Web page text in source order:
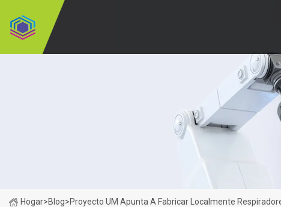
Hogar>Blog>Proyecto UM Apunta A Fabricar Localmente